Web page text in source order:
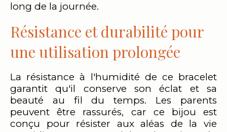
long de la journée.
Résistance et durabilité pour
une utilisation prolongée
La résistance à l'humidité de ce bracelet
garantit qu'il conserve son éclat et sa
beauté au fil du temps. Les parents
peuvent être rassurés, car ce bijou est
conçu pour résister aux aléas de la vie